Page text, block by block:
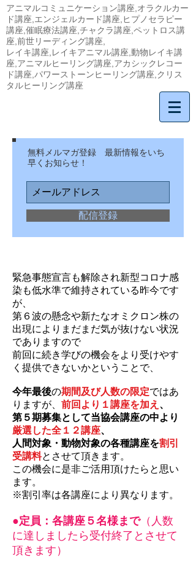
アニマルコミュニケーション講座,オラクルカー
ド講座,エンジェルカード講座,ヒプノセラピー
講座,催眠療法講座,チャクラ講座,ペットロス講
座,前世リーディング講座,
​レイキ講座,レイキアニマル講座,動物レイキ講
座,アニマルヒーリング講座,アカシックレコー
ド講座,パワーストーンヒーリング講座,クリス
タルヒーリング講座
無料メルマガ登録 最新情報をいち
早くお知らせ！
配信登録
緊急事態宣言も解除され新型コロナ感
染も低水準で維持されている昨今です
が、
第６波の懸念や新たなオミクロン株の
出現によりまだまだ気が抜けない状況
でありますので
前回に続き学びの機会をより受けやす
く提供できないかということで、
今年最後の期間及び人数の限定ではあ
りますが、 前回より１講座を加え 、
第５期募集として当協会講座の中より
厳選した全１２講座、
人間対象・動物対象の各種講座を割引
受講料とさせて頂きます。
この機会に是非ご活用頂けたらと思い
ます。
​​※割引率は各講座により異なります。
●定員：各講座５名様まで（人数
に達しましたら受付終了とさせて
頂きます）